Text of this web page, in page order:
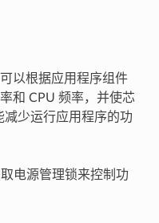
以根据应用程序组件
和 CPU 频率，并使芯
减少运行应用程序的功
电源管理锁来控制功